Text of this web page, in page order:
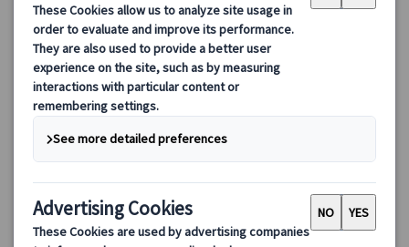
自由自在に楽しむ！日本語公認ガイドと巡るパリ市内プライベ
フランス政府公認ガイドが専属でパリ観光をサポート！徒歩や公
で便利、4時間じっくり楽しめるプライベートツアー。
114.00 EUR